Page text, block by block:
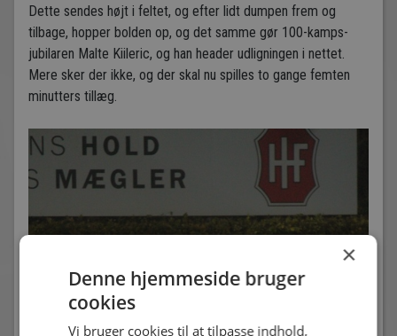
Dette sendes højt i feltet, og efter lidt dumpen frem og
tilbage, hopper bolden op, og det samme gør 100-kamps-
jubilaren Malte Kiileric, og han header udligningen i nettet.
Mere sker der ikke, og der skal nu spilles to gange femten
minutters tillæg.
×
Denne hjemmeside bruger
cookies
Vi bruger cookies til at tilpasse indhold,